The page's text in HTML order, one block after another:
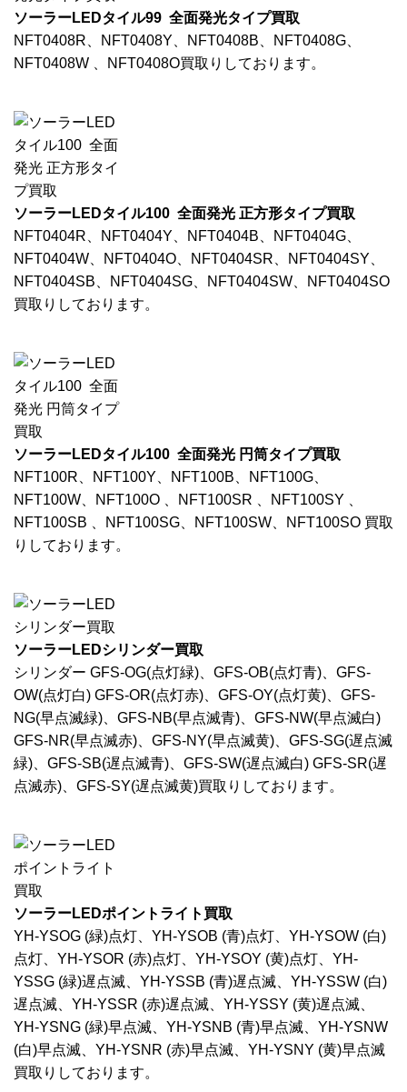
ソーラーLEDタイル99 全面発光タイプ買取
NFT0408R、NFT0408Y、NFT0408B、NFT0408G、
NFT0408W 、NFT0408O買取りしております。
ソーラーLEDタイル100 全面発光 正方形タイプ買取
NFT0404R、NFT0404Y、NFT0404B、NFT0404G、
NFT0404W、NFT0404O、NFT0404SR、NFT0404SY、
NFT0404SB、NFT0404SG、NFT0404SW、NFT0404SO
買取りしております。
ソーラーLEDタイル100 全面発光 円筒タイプ買取
NFT100R、NFT100Y、NFT100B、NFT100G、
NFT100W、NFT100O 、NFT100SR 、NFT100SY 、
NFT100SB 、NFT100SG、NFT100SW、NFT100SO 買取
りしております。
ソーラーLEDシリンダー買取
シリンダー GFS-OG(点灯緑)、GFS-OB(点灯青)、GFS-
OW(点灯白) GFS-OR(点灯赤)、GFS-OY(点灯黄)、GFS-
NG(早点滅緑)、GFS-NB(早点滅青)、GFS-NW(早点滅白)
GFS-NR(早点滅赤)、GFS-NY(早点滅黄)、GFS-SG(遅点滅
緑)、GFS-SB(遅点滅青)、GFS-SW(遅点滅白) GFS-SR(遅
点滅赤)、GFS-SY(遅点滅黄)買取りしております。
ソーラーLEDポイントライト買取
YH-YSOG (緑)点灯、YH-YSOB (青)点灯、YH-YSOW (白)
点灯、YH-YSOR (赤)点灯、YH-YSOY (黄)点灯、YH-
YSSG (緑)遅点滅、YH-YSSB (青)遅点滅、YH-YSSW (白)
遅点滅、YH-YSSR (赤)遅点滅、YH-YSSY (黄)遅点滅、
YH-YSNG (緑)早点滅、YH-YSNB (青)早点滅、YH-YSNW
(白)早点滅、YH-YSNR (赤)早点滅、YH-YSNY (黄)早点滅
買取りしております。